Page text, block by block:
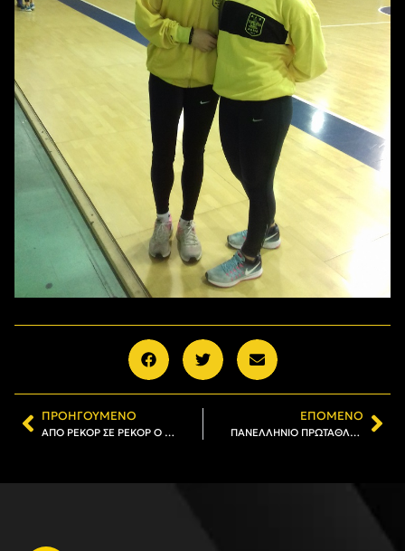
ΠΡΟΗΓΟΎΜΕΝΟ
ΑΠΟ ΡΕΚΟΡ ΣΕ ΡΕΚΟΡ Ο ΡΙΖΟΣ
ΕΠΌΜΕΝΟ
ΠΑΝΕΛΛΗΝΙΟ ΠΡΩΤΑΘΛΗΜΑ ΣΤΙΒΟΥ ΝΕΩΝ ΑΝΔΡΩΝ-ΝΕΩΝ ΓΥΝΑΙΚΩΝ